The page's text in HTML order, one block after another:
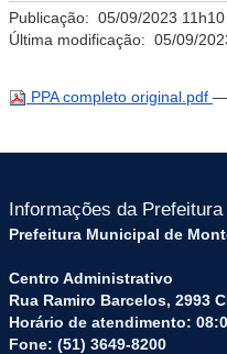
Publicação: 05/09/2023 11h10
Última modificação: 05/09/
PPA completo original.pdf —
Informações da Prefeitura
Prefeitura Municipal de
Centro Administrativo
Rua Ramiro Barcelos, 2993
Horário de atendimento:
Fone: (51) 3649-8200